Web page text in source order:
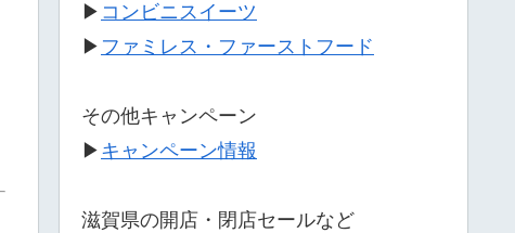
▶ コンビニスイーツ
▶ ファミレス・ファーストフード
その他キャンペーン
▶ キャンペーン情報
滋賀県の開店・閉店セールなど